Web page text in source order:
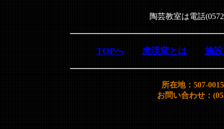
陶芸教室は電話
TOPへ 虎渓窯とは 施
所在地：507-
お問い合わせ：